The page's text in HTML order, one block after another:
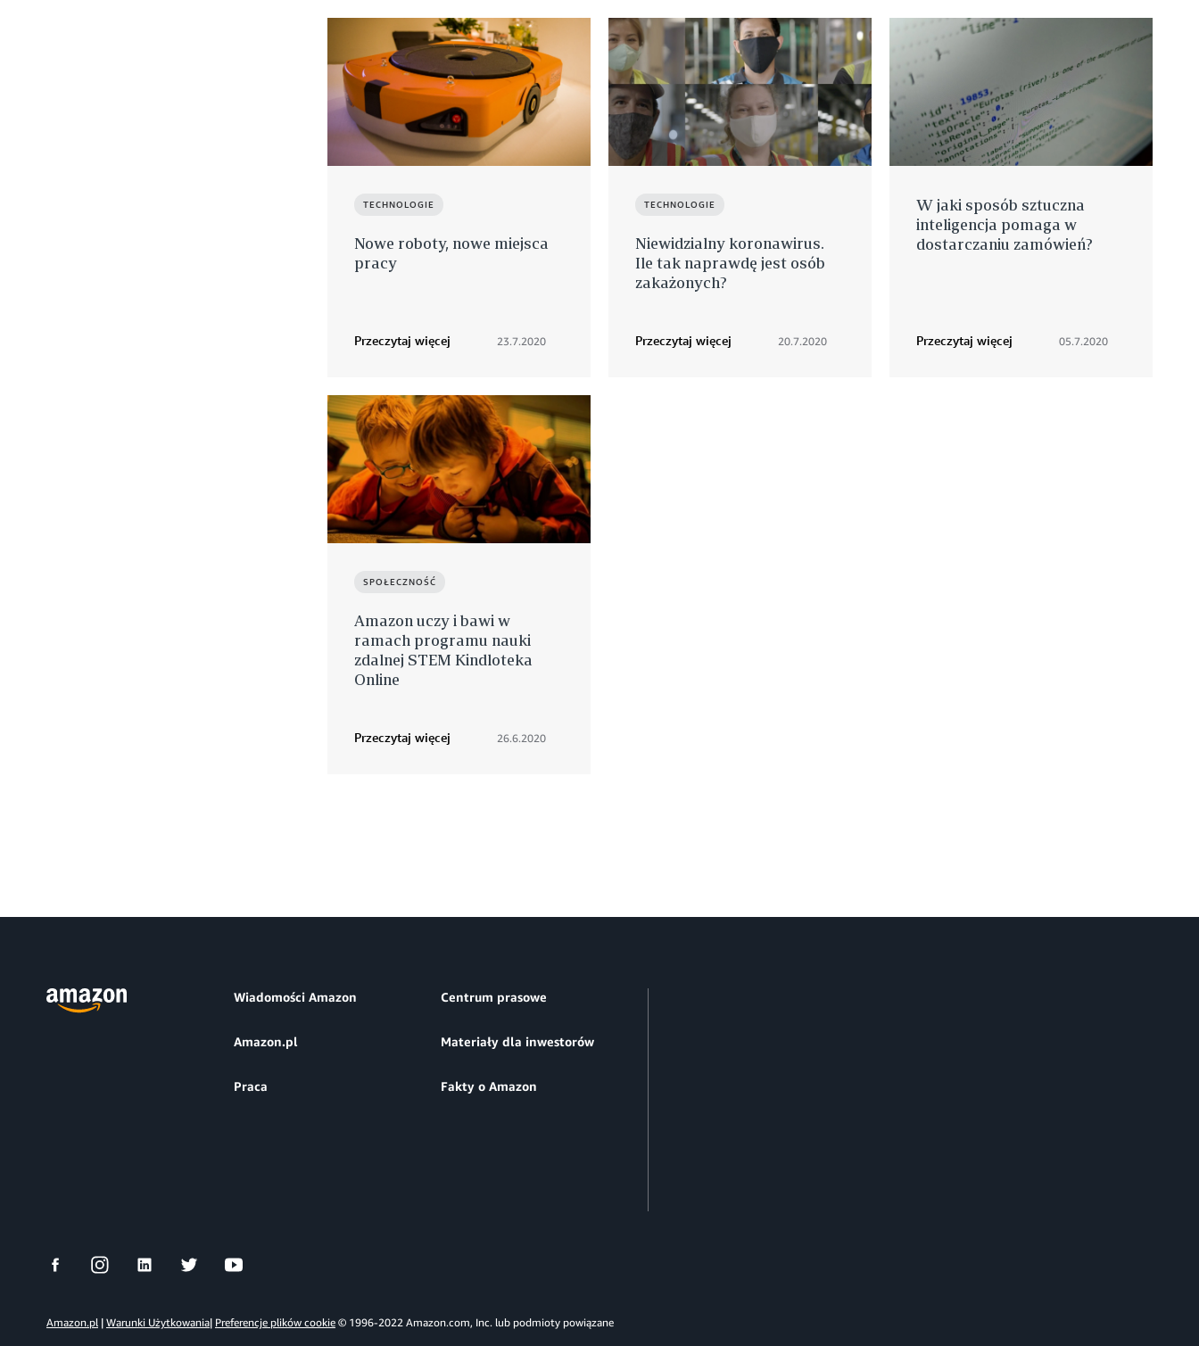
TECHNOLOGIE
Nowe roboty, nowe miejsca
pracy
Przeczytaj więcej 23.7.2020
TECHNOLOGIE
Niewidzialny koronawirus.
Ile tak naprawdę jest osób
zakażonych?
Przeczytaj więcej 20.7.2020
W jaki sposób sztuczna
inteligencja pomaga w
dostarczaniu zamówień?
Przeczytaj więcej 05.7.2020
SPOŁECZNOŚĆ
Amazon uczy i bawi w
ramach programu nauki
zdalnej STEM Kindloteka
Online
Przeczytaj więcej 26.6.2020
Wiadomości Amazon Centrum prasowe
Amazon.pl Materiały dla inwestorów
Praca Fakty o Amazon
Amazon.pl | Warunki Użytkowania| Preferencje plików cookie © 1996-2022 Amazon.com, Inc. lub podmioty powiązane